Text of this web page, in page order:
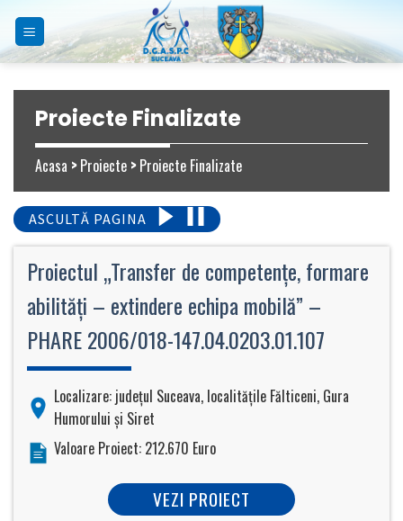
content
Proiecte Finalizate
Acasa >Proiecte >Proiecte Finalizate
ASCULTĂ PAGINA
Proiectul „Transfer de competenţe, formare
abilităţi – extindere echipa mobilă” –
PHARE 2006/018-147.04.0203.01.107
Localizare: judeţul Suceava, localităţile Fălticeni, Gura
Humorului şi Siret
Valoare Proiect: 212.670 Euro
VEZI PROIECT